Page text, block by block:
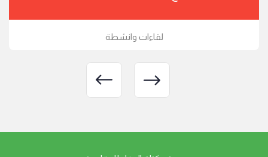
لقاءات وانشطة